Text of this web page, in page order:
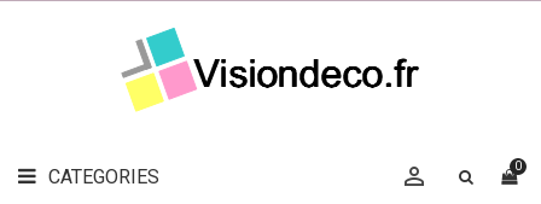
CATEGORIES 0

LE
MAG
DÉCO
